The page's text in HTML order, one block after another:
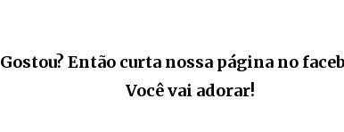
Gostou? Então curta nossa página no
Você vai adorar!